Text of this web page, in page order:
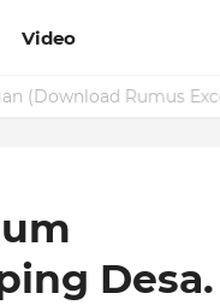
Video
Desa.